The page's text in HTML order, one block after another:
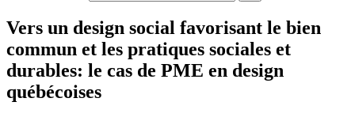
Vers un design social favorisant le bien
commun et les pratiques sociales et
durables: le cas de PME en design
québécoises